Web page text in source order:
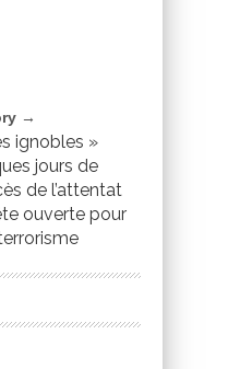
→
ignobles »
jours de
de l’attentat
ouverte pour